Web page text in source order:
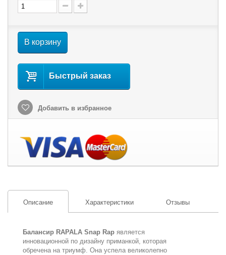
В корзину
Быстрый заказ
Добавить в избранное
Описание Характеристики Отзывы
Балансир RAPALA Snap Rap является
инновационной по дизайну приманкой, которая
обречена на триумф. Она успела великолепно